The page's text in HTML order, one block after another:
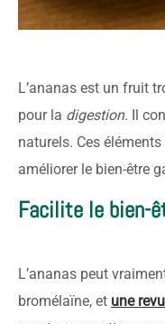
L’ananas est un fruit
pour la digestion. Il
naturels. Ces
améliorer le bien-être
Facilite le bien-
L’ananas peut
bromélaïne, et une